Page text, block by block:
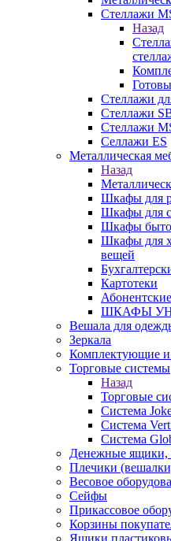
Стеллажи
Назад
Стеллажи
Стеллажи
Стеллажи
Селлажи ES
Металлическая
Назад
Шкафы для
Шкафы для
Шкафы
Шкафы для
вещей
Картотеки
ШКАФЫ
Вешала для
Зеркала
Комплектующие и
Торговые системы
Назад
Торговые
Система
Система
Система
Денежные ящики,
Плечики
Весовое
Сейфы
Прикассовое
Корзины
Ящики